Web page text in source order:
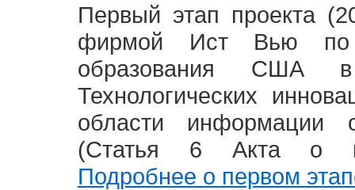
Первый этап проекта
фирмой Ист Вью по
образования США
Технологических
области информации
(Статья 6 Акта о
Подробнее о первом